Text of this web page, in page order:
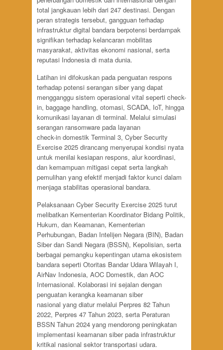
total jangkauan lebih dari 247 destinasi. Dengan
peran strategis tersebut, gangguan terhadap
infrastruktur digital bandara berpotensi berdampak
signifikan terhadap kelancaran mobilitas
masyarakat, aktivitas ekonomi nasional, serta
reputasi Indonesia di mata dunia.
Latihan ini difokuskan pada penguatan respons
terhadap potensi serangan siber yang dapat
mengganggu sistem operasional vital seperti check-
in, baggage handling, otomasi, SCADA, IoT, hingga
komunikasi layanan di terminal. Melalui simulasi
serangan ransomware pada layanan
check-in domestik Terminal 3, Cyber Security
Exercise 2025 dirancang menyerupai kondisi nyata
untuk menilai kesiapan respons, alur koordinasi,
dan kemampuan mitigasi cepat serta langkah
pemulihan yang efektif menjadi faktor kunci dalam
menjaga stabilitas operasional bandara.
Pelaksanaan Cyber Security Exercise 2025 turut
melibatkan Kementerian Koordinator Bidang Politik,
Hukum, dan Keamanan, Kementerian
Perhubungan, Badan Intelijen Negara (BIN), Badan
Siber dan Sandi Negara (BSSN), Kepolisian, serta
berbagai pemangku kepentingan utama ekosistem
bandara seperti Otoritas Bandar Udara Wilayah I,
AirNav Indonesia, AOC Domestik, dan AOC
Internasional. Kolaborasi ini sejalan dengan
penguatan kerangka keamanan siber
nasional yang diatur melalui Perpres 82 Tahun
2022, Perpres 47 Tahun 2023, serta Peraturan
BSSN Tahun 2024 yang mendorong peningkatan
implementasi keamanan siber pada infrastruktur
kritikal nasional sektor transportasi udara.